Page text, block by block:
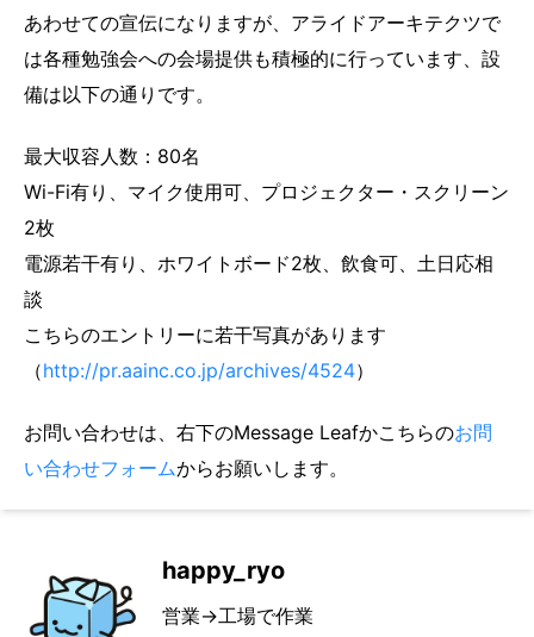
あわせての宣伝になりますが、アライドアーキテクツで
は各種勉強会への会場提供も積極的に行っています、設
備は以下の通りです。
最大収容人数：80名
Wi-Fi有り、マイク使用可、プロジェクター・スクリーン
2枚
電源若干有り、ホワイトボード2枚、飲食可、土日応相
談
こちらのエントリーに若干写真があります
（http://pr.aainc.co.jp/archives/4524）
お問い合わせは、右下のMessage Leafかこちらのお問
い合わせフォームからお願いします。
happy_ryo
営業→工場で作業